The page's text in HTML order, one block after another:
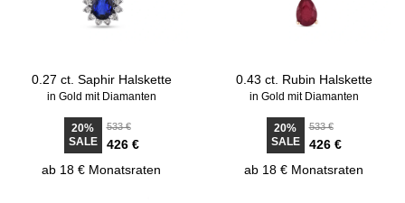
0.27 ct. Saphir Halskette
in Gold mit Diamanten
20%
SALE
533 €
426 €
ab 18 € Monatsraten
0.43 ct. Rubin Halskette
in Gold mit Diamanten
20%
SALE
533 €
426 €
ab 18 € Monatsraten